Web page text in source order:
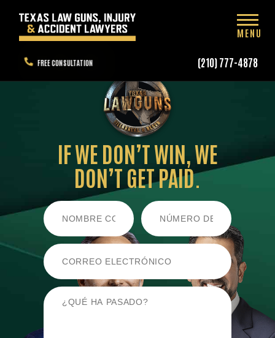
FREE CONSULTATION (210) 777-4878
MENU
IF WE DON’T WIN, WE
DON’T GET PAID.